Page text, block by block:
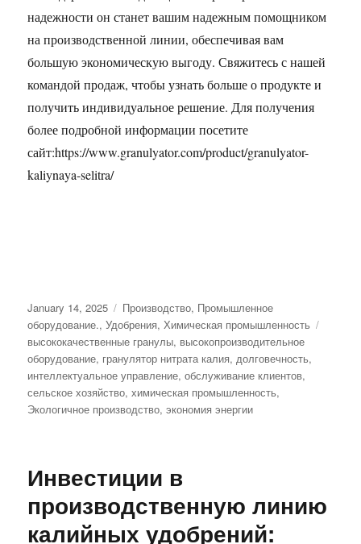
надежности он станет вашим надежным помощником
на производственной линии, обеспечивая вам
большую экономическую выгоду. Свяжитесь с нашей
командой продаж, чтобы узнать больше о продукте и
получить индивидуальное решение. Для получения
более подробной информации посетите
сайт:https://www.granulyator.com/product/granulyator-
kaliynaya-selitra/
Posted
on
January 14, 2025 Categories
Производство, Промышленное
оборудование.,Удобрения,Химическая промышленность
высококачественные гранулы, высокопроизводительное
оборудование, гранулятор нитрата калия,долговечность,
интеллектуальное управление,обслуживание клиентов,
сельское хозяйство,химическая промышленность,
Экологичное производство,экономия энергии
Инвестиции в
производственную линию
калийных удобрений: